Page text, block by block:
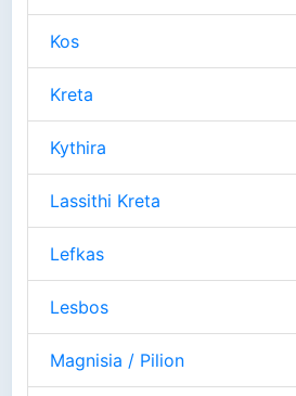
Kos
Kreta
Kythira
Lassithi Kreta
Lefkas
Lesbos
Magnisia / Pilion